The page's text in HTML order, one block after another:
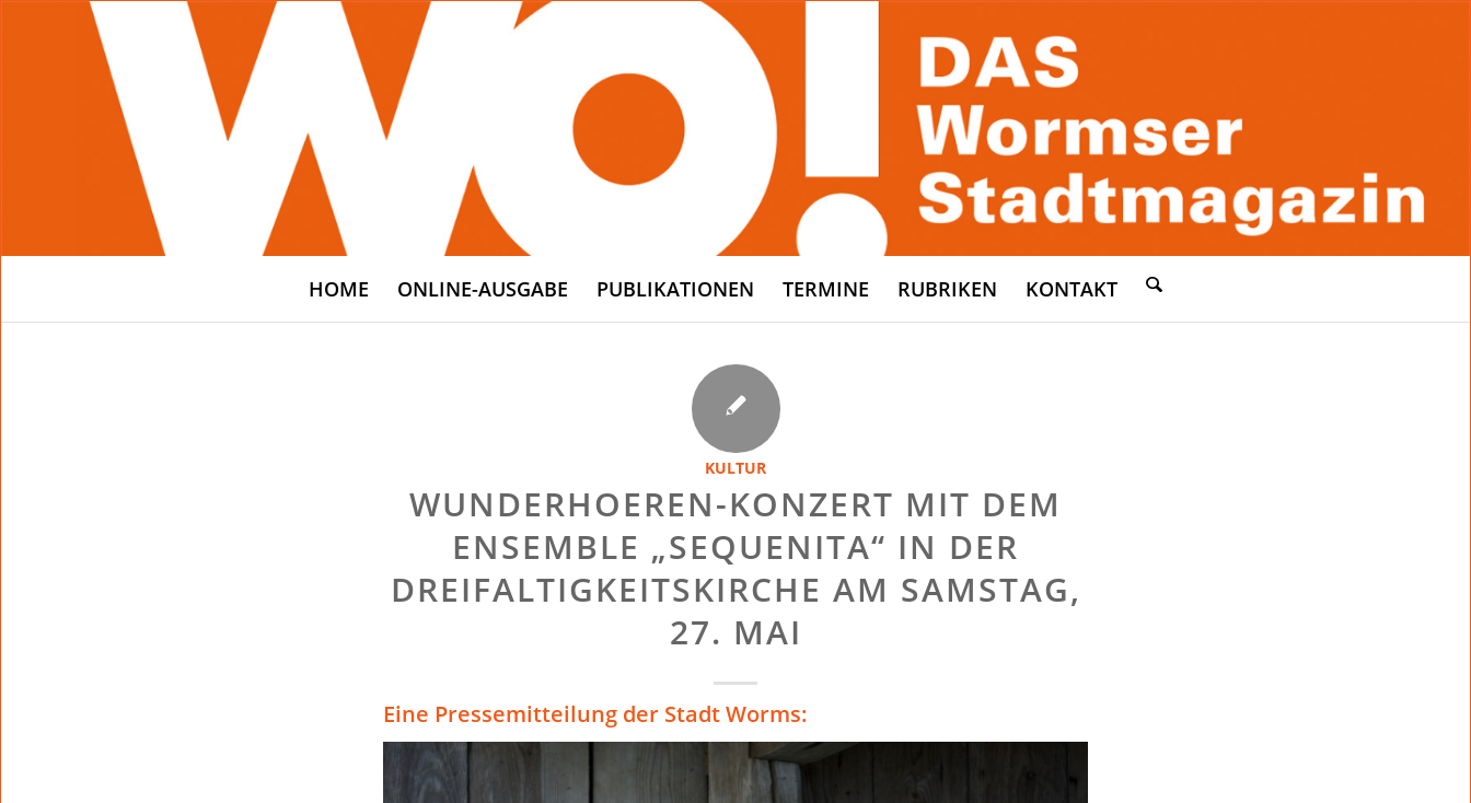
HOME ONLINE-AUSGABE PUBLIKATIONEN TERMINE RUBRIKEN KONTAKT
KULTUR
WUNDERHOEREN-KONZERT MIT DEM
ENSEMBLE „SEQUENITA“ IN DER
DREIFALTIGKEITSKIRCHE AM SAMSTAG,
27. MAI
Eine Pressemitteilung der Stadt Worms: